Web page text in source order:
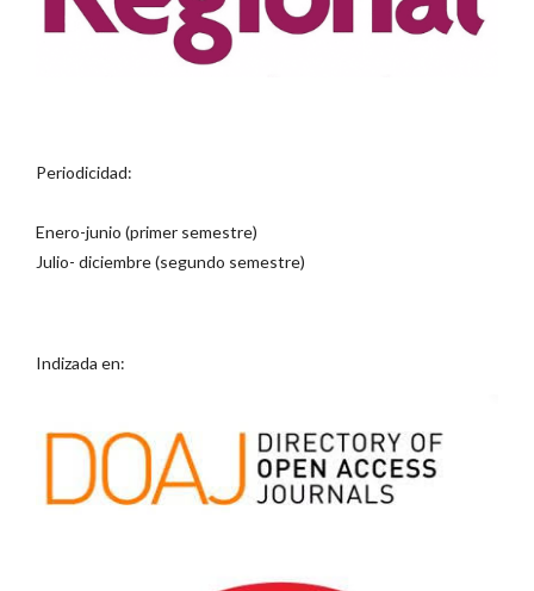
Periodicidad:
Enero-junio (primer semestre)
Julio- diciembre (segundo semestre)
Indizada en: